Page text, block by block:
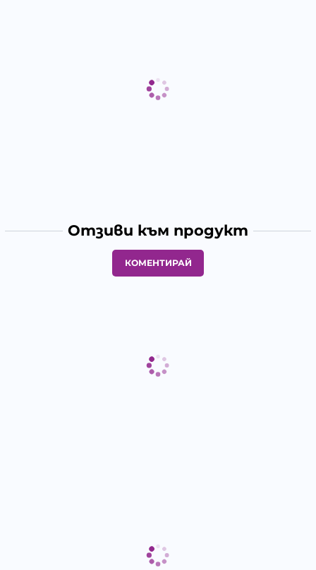
Отзиви към продукт
КОМЕНТИРАЙ